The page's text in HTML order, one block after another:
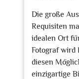
Die große
Requisiten
idealen Ort
Fotograf wird
diesen
einzigartige